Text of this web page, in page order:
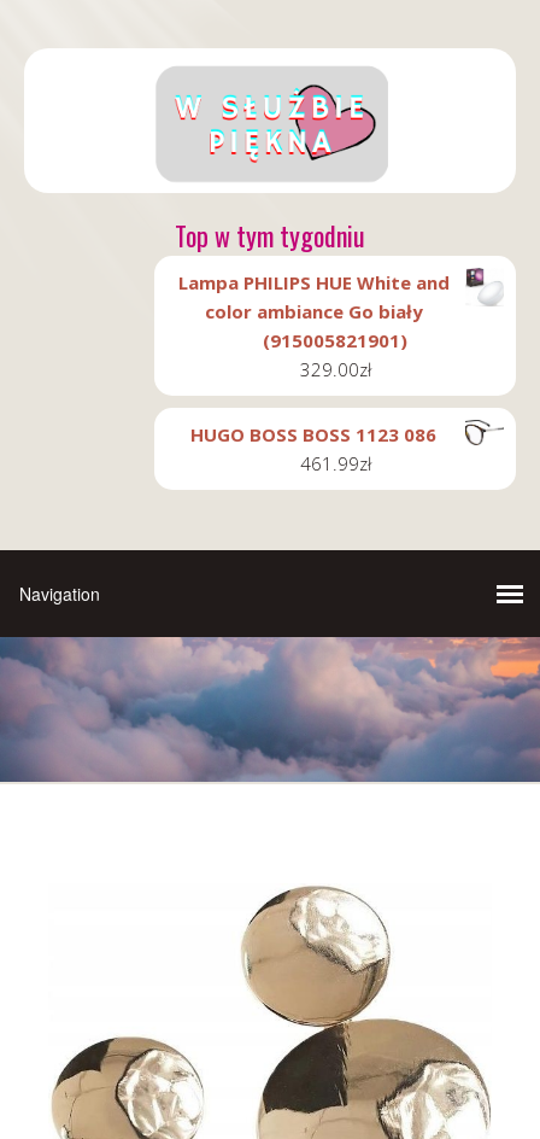
Top w tym tygodniu
Lampa PHILIPS HUE White and
color ambiance Go biały
(915005821901)
329.00zł
HUGO BOSS BOSS 1123 086
461.99zł